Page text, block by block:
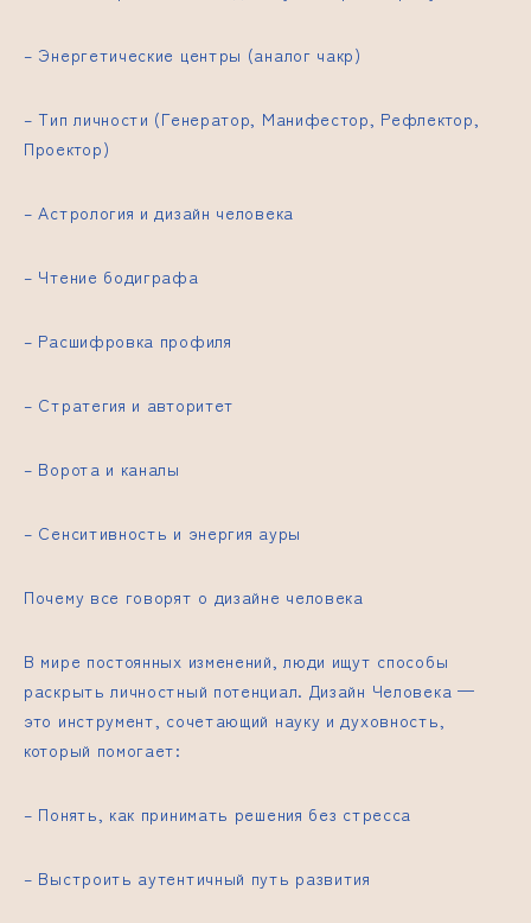
– Энергетические центры (аналог чакр)
– Тип личности (Генератор, Манифестор, Рефлектор,
Проектор)
– Астрология и дизайн человека
– Чтение бодиграфа
– Расшифровка профиля
– Стратегия и авторитет
– Ворота и каналы
– Сенситивность и энергия ауры
Почему все говорят о дизайне человека
В мире постоянных изменений, люди ищут способы
раскрыть личностный потенциал. Дизайн Человека —
это инструмент, сочетающий науку и духовность,
который помогает:
– Понять, как принимать решения без стресса
– Выстроить аутентичный путь развития